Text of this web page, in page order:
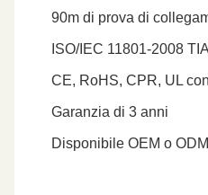
90m di prova di
ISO/IEC 11801-2008
CE, RoHS, CPR, UL
Garanzia di 3 anni
Disponibile OEM o ODM